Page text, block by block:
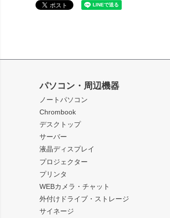
パソコン・周辺機器
ノートパソコン
Chrombook
デスクトップ
サーバー
液晶ディスプレイ
プロジェクター
プリンタ
WEBカメラ・チャット
外付けドライブ・ストレージ
サイネージ